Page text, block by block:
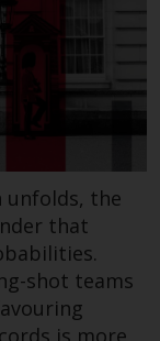
vor
das
und
unfolds, the
that
shot teams